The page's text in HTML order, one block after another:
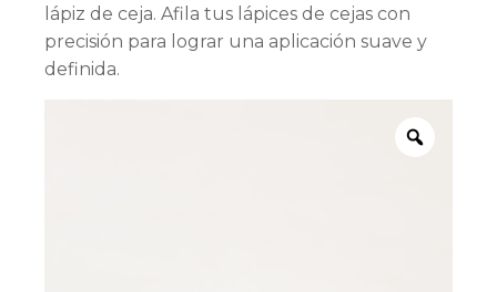
lápiz de ceja. Afila tus lápices de cejas con
precisión para lograr una aplicación suave y
definida.